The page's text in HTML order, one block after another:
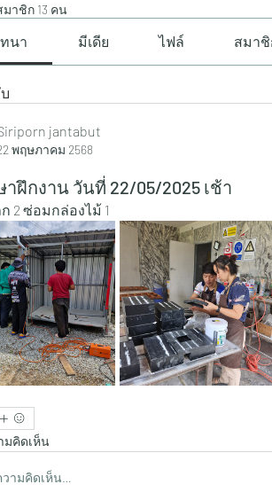
มาชิก 13 คน
นา มีเดีย ไฟล์ สมา
jantabut
พฤษภาคม 2568
ฝึกงาน วันที่ 22/05/2025 เช้า
2 ซ่อมกล่องไม้ 1
มคิดเห็น
วามคิดเห็น…